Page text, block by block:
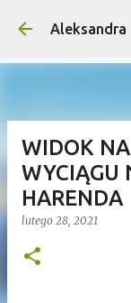
Aleksandra
WIDOK
WYCIĄGU
HARENDA
lutego 28, 2021